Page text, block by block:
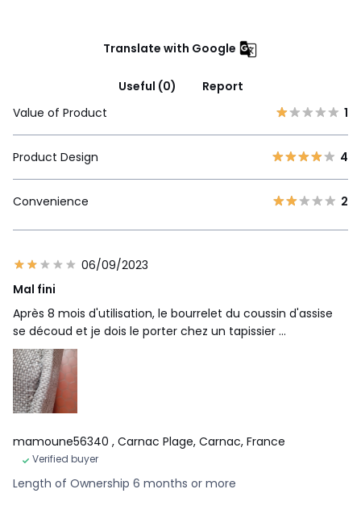
Translate with Google
Useful (0)
Report
Value of Product
1
Product Design 4
Convenience 2
06/09/2023
Mal fini
Après 8 mois d'utilisation, le bourrelet du coussin d'assise
se découd et je dois le porter chez un tapissier ...
mamoune56340 , Carnac Plage, Carnac, France
Verified buyer
Length of Ownership 6 months or more